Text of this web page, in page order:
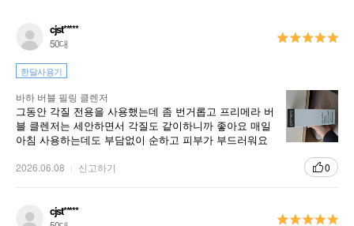
cjst*****
50대
한달사용기
바하 버블 필링 클렌저
그동안 각질 전용을 사용했는데 좀 번거롭고 프리메라 버
블 클렌저는 세안하면서 각질도 같이하니까 좋아요 매일
아침 사용하는데도 부담없이 순하고 피부가 부드러워요
2026.06.08 신고하기 0
cjst*****